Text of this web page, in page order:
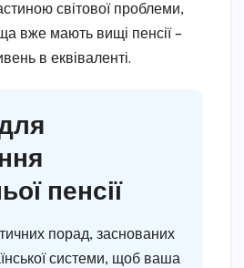
світової проблеми,
вже мають вищі пенсії –
в еквіваленті.
пенсії
порад, заснованих
системи, щоб ваша